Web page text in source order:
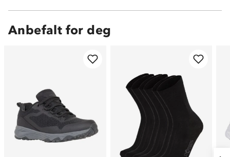
Anbefalt for deg